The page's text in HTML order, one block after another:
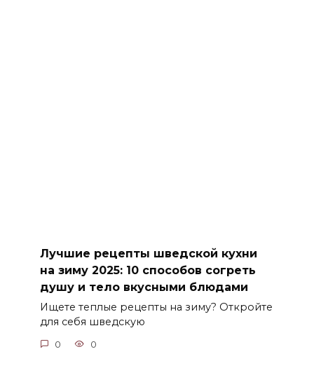
Лучшие рецепты шведской кухни
на зиму 2025: 10 способов согреть
душу и тело вкусными блюдами
Ищете теплые рецепты на зиму? Откройте
для себя шведскую
0 0